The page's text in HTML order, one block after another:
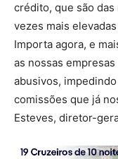
crédito, que são das
vezes mais
Importa agora, e
as nossas
abusivos,
comissões que já
Esteves, diretor-